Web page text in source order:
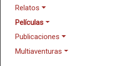
Relatos
Películas
Publicaciones
Multiaventuras